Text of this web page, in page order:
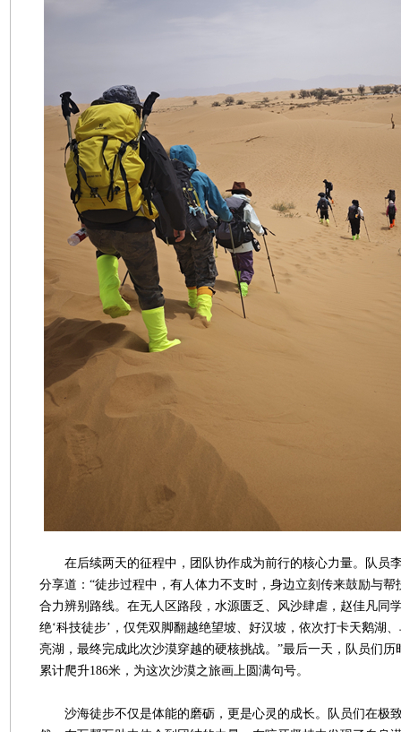
在后续两天的征程中，团队协作成为前行的核心力量。队员
分享道：“徒步过程中，有人体力不支时，身边立刻传来鼓励与帮
合力辨别路线。在无人区路段，水源匮乏、风沙肆虐，赵佳凡同
绝‘科技徒步’，仅凭双脚翻越绝望坡、好汉坡，依次打卡天鹅湖
亮湖，最终完成此次沙漠穿越的硬核挑战。”最后一天，队员们历
累计爬升186米，为这次沙漠之旅画上圆满句号。
沙海徒步不仅是体能的磨砺，更是心灵的成长。队员们在极